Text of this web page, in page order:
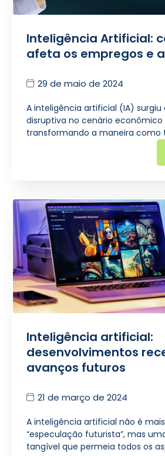
Inteligência Artificial:
afeta os empregos e
29 de maio de 2024
A inteligência artificial (IA)
disruptiva no cenário econômico
transformando a maneira como
Inteligência artificial:
desenvolvimentos
avanços futuros
21 de março de 2024
A inteligência artificial não é
“especulação futurista”, mas
tangível que permeia todos os